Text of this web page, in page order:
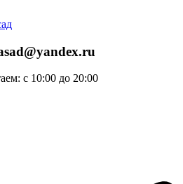
с 10:00 до 20:00